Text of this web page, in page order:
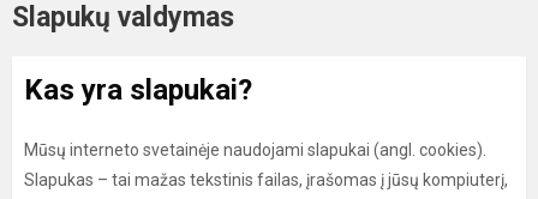
Slapukų valdymas
Kas yra slapukai?
Mūsų interneto svetainėje naudojami slapukai (angl. cookies).
Slapukas – tai mažas tekstinis failas, įrašomas į jūsų kompiuterį,